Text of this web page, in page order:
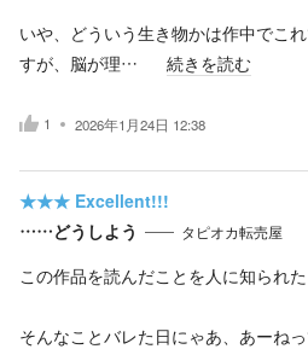
いや、どういう生き物かは作中でこ
すが、脳が理…
続きを読む
1 2026年1月24日 12:38
★★★ Excellent!!!
……どうしよう
タピオカ転売屋
この作品を読んだことを人に知られた
そんなことバレた日にゃあ、あーねっ